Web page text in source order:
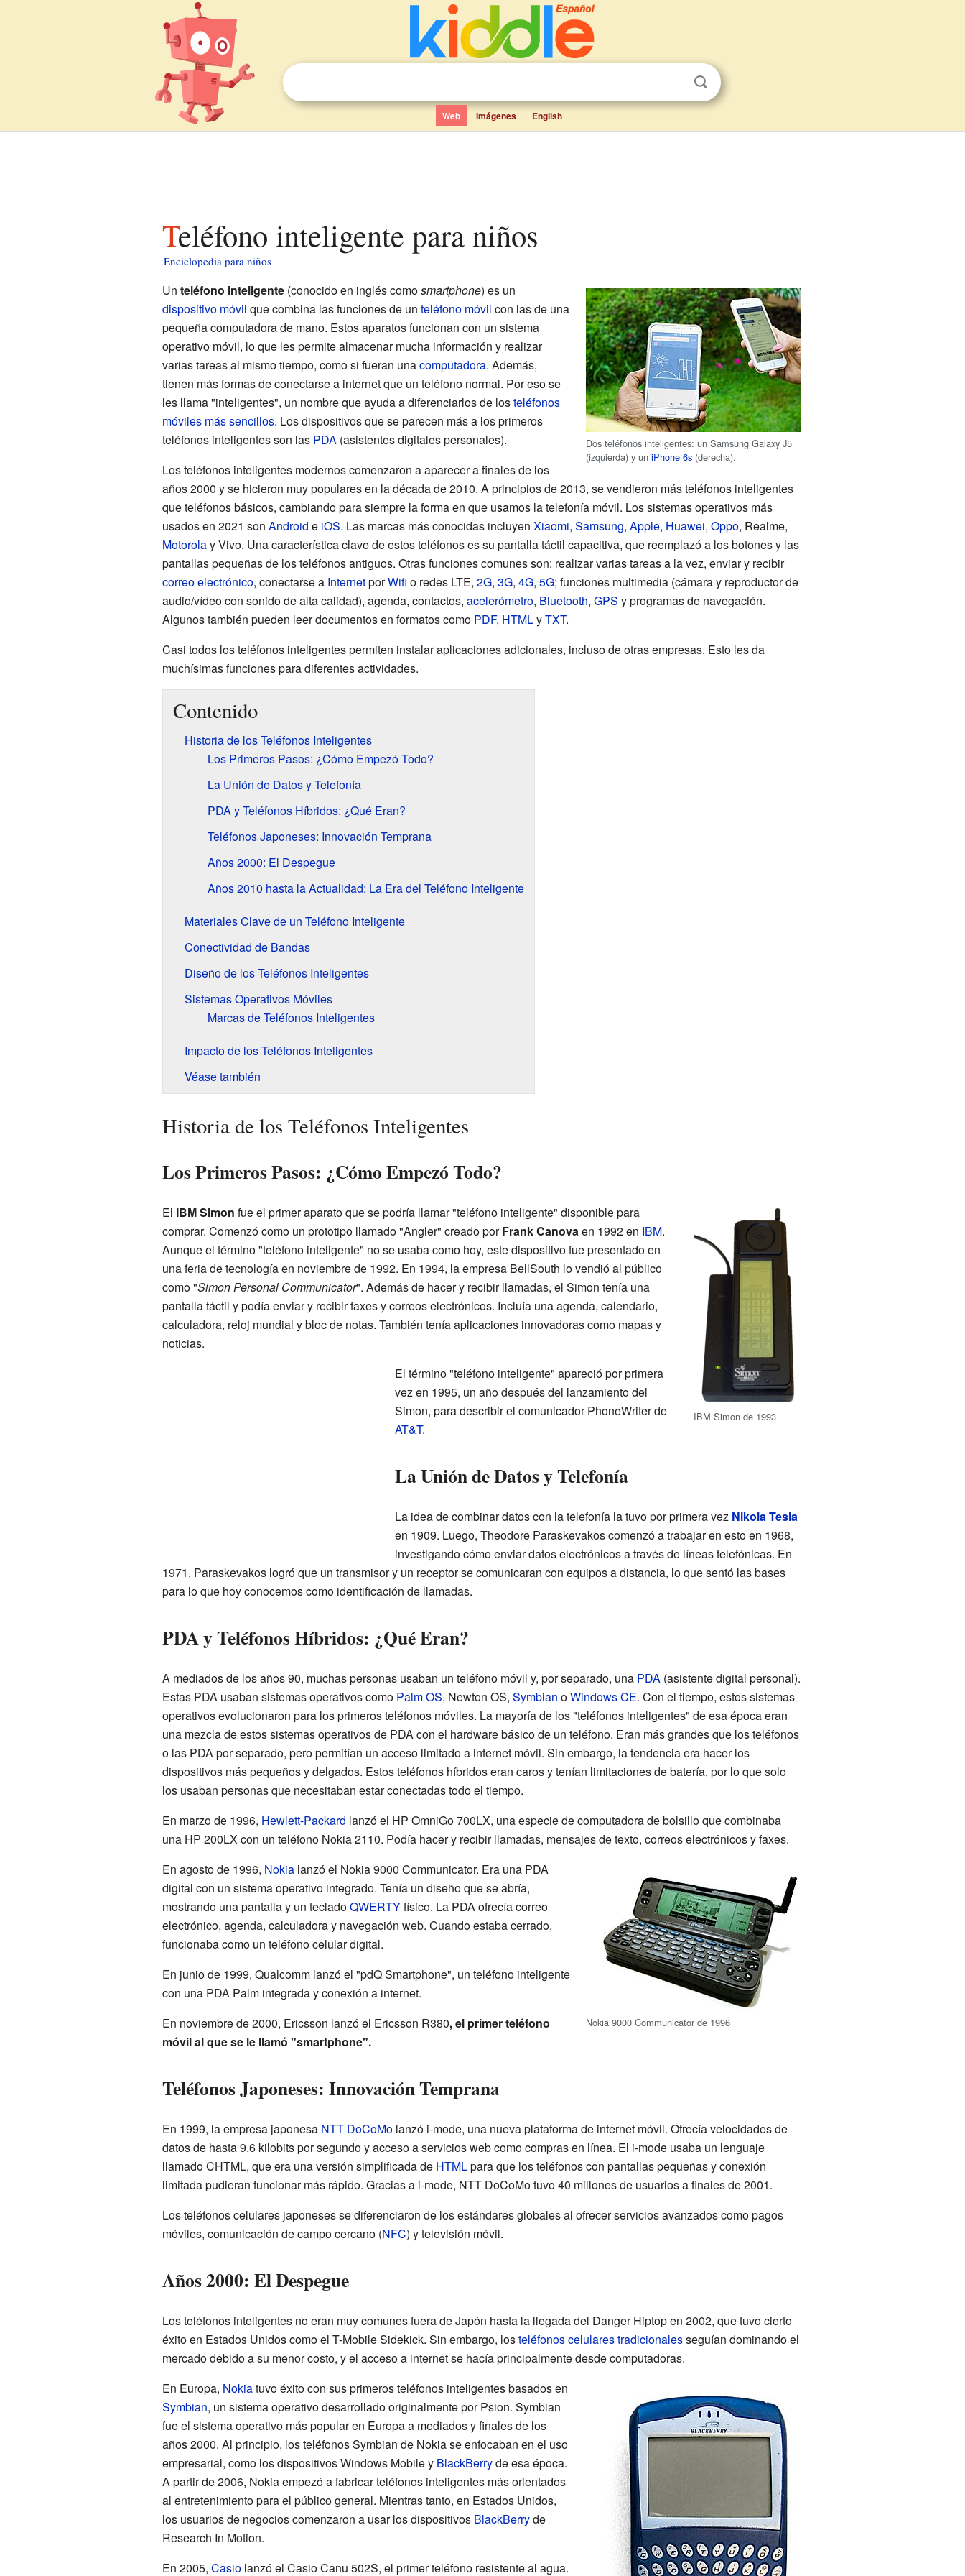
Web Imágenes English
Teléfono inteligente para niños
Enciclopedia para niños
Dos teléfonos inteligentes: un Samsung Galaxy J5
(izquierda) y uniPhone 6s (derecha).
Un teléfono inteligente(conocido en inglés comosmartphone) es un
dispositivo móvil que combina las funciones de un teléfono móvil con las de una
pequeña computadora de mano. Estos aparatos funcionan con un sistema
operativo móvil, lo que les permite almacenar mucha información y realizar
varias tareas al mismo tiempo, como si fueran unacomputadora. Además,
tienen más formas de conectarse a internet que un teléfono normal. Por eso se
les llama "inteligentes", un nombre que ayuda a diferenciarlos de losteléfonos
móviles más sencillos. Los dispositivos que se parecen más a los primeros
teléfonos inteligentes son las PDA(asistentes digitales personales).
Los teléfonos inteligentes modernos comenzaron a aparecer a finales de los
años 2000 y se hicieron muy populares en la década de 2010. A principios de 2013, se vendieron más teléfonos inteligentes
que teléfonos básicos, cambiando para siempre la forma en que usamos la telefonía móvil. Los sistemas operativos más
usados en 2021 son Android e iOS. Las marcas más conocidas incluyen Xiaomi, Samsung, Apple, Huawei, Oppo, Realme,
Motorolay Vivo. Una característica clave de estos teléfonos es su pantalla táctil capacitiva, que reemplazó a los botones y las
pantallas pequeñas de los teléfonos antiguos. Otras funciones comunes son: realizar varias tareas a la vez, enviar y recibir
correo electrónico, conectarse a InternetporWifi o redes LTE, 2G, 3G, 4G, 5G; funciones multimedia (cámara y reproductor de
audio/vídeo con sonido de alta calidad), agenda, contactos, acelerómetro, Bluetooth, GPS y programas de navegación.
Algunos también pueden leer documentos en formatos como PDF, HTMLyTXT.
Casi todos los teléfonos inteligentes permiten instalar aplicaciones adicionales, incluso de otras empresas. Esto les da
muchísimas funciones para diferentes actividades.
Contenido
Historia de los Teléfonos Inteligentes
Los Primeros Pasos: ¿Cómo Empezó Todo?
La Unión de Datos y Telefonía
PDA y Teléfonos Híbridos: ¿Qué Eran?
Teléfonos Japoneses: Innovación Temprana
Años 2000: El Despegue
Años 2010 hasta la Actualidad: La Era del Teléfono Inteligente
Materiales Clave de un Teléfono Inteligente
Conectividad de Bandas
Diseño de los Teléfonos Inteligentes
Sistemas Operativos Móviles
Marcas de Teléfonos Inteligentes
Impacto de los Teléfonos Inteligentes
Véase también
Historia de los Teléfonos Inteligentes
Los Primeros Pasos: ¿Cómo Empezó Todo?
IBM Simon de 1993
El IBM Simon fue el primer aparato que se podría llamar "teléfono inteligente" disponible para
comprar. Comenzó como un prototipo llamado "Angler" creado porFrank Canovaen 1992 en IBM.
Aunque el término "teléfono inteligente" no se usaba como hoy, este dispositivo fue presentado en
una feria de tecnología en noviembre de 1992. En 1994, la empresa BellSouth lo vendió al público
como "Simon Personal Communicator". Además de hacer y recibir llamadas, el Simon tenía una
pantalla táctil y podía enviar y recibir faxes y correos electrónicos. Incluía una agenda, calendario,
calculadora, reloj mundial y bloc de notas. También tenía aplicaciones innovadoras como mapas y
noticias.
El término "teléfono inteligente" apareció por primera
vez en 1995, un año después del lanzamiento del
Simon, para describir el comunicador PhoneWriter de
AT&T.
La Unión de Datos y Telefonía
La idea de combinar datos con la telefonía la tuvo por primera vez Nikola Tesla
en 1909. Luego, Theodore Paraskevakos comenzó a trabajar en esto en 1968,
investigando cómo enviar datos electrónicos a través de líneas telefónicas. En
1971, Paraskevakos logró que un transmisor y un receptor se comunicaran con equipos a distancia, lo que sentó las bases
para lo que hoy conocemos como identificación de llamadas.
PDA y Teléfonos Híbridos: ¿Qué Eran?
A mediados de los años 90, muchas personas usaban un teléfono móvil y, por separado, una PDA(asistente digital personal).
Estas PDA usaban sistemas operativos como Palm OS, Newton OS, Symbian oWindows CE. Con el tiempo, estos sistemas
operativos evolucionaron para los primeros teléfonos móviles. La mayoría de los "teléfonos inteligentes" de esa época eran
una mezcla de estos sistemas operativos de PDA con el hardware básico de un teléfono. Eran más grandes que los teléfonos
o las PDA por separado, pero permitían un acceso limitado a internet móvil. Sin embargo, la tendencia era hacer los
dispositivos más pequeños y delgados. Estos teléfonos híbridos eran caros y tenían limitaciones de batería, por lo que solo
los usaban personas que necesitaban estar conectadas todo el tiempo.
En marzo de 1996, Hewlett-Packard lanzó el HP OmniGo 700LX, una especie de computadora de bolsillo que combinaba
una HP 200LX con un teléfono Nokia 2110. Podía hacer y recibir llamadas, mensajes de texto, correos electrónicos y faxes.
Nokia 9000 Communicator de 1996
En agosto de 1996, Nokialanzó el Nokia 9000 Communicator. Era una PDA
digital con un sistema operativo integrado. Tenía un diseño que se abría,
mostrando una pantalla y un tecladoQWERTYfísico. La PDA ofrecía correo
electrónico, agenda, calculadora y navegación web. Cuando estaba cerrado,
funcionaba como un teléfono celular digital.
En junio de 1999, Qualcomm lanzó el "pdQ Smartphone", un teléfono inteligente
con una PDA Palm integrada y conexión a internet.
En noviembre de 2000, Ericsson lanzó el Ericsson R380, el primer teléfono
móvil al que se le llamó "smartphone".
Teléfonos Japoneses: Innovación Temprana
En 1999, la empresa japonesa NTT DoCoMolanzó i-mode, una nueva plataforma de internet móvil. Ofrecía velocidades de
datos de hasta 9.6 kilobits por segundo y acceso a servicios web como compras en línea. El i-mode usaba un lenguaje
llamado CHTML, que era una versión simplificada de HTMLpara que los teléfonos con pantallas pequeñas y conexión
limitada pudieran funcionar más rápido. Gracias a i-mode, NTT DoCoMo tuvo 40 millones de usuarios a finales de 2001.
Los teléfonos celulares japoneses se diferenciaron de los estándares globales al ofrecer servicios avanzados como pagos
móviles, comunicación de campo cercano (NFC) y televisión móvil.
Años 2000: El Despegue
Los teléfonos inteligentes no eran muy comunes fuera de Japón hasta la llegada del Danger Hiptop en 2002, que tuvo cierto
éxito en Estados Unidos como el T-Mobile Sidekick. Sin embargo, losteléfonos celulares tradicionalesseguían dominando el
mercado debido a su menor costo, y el acceso a internet se hacía principalmente desde computadoras.
En Europa, Nokiatuvo éxito con sus primeros teléfonos inteligentes basados en
Symbian, un sistema operativo desarrollado originalmente por Psion. Symbian
fue el sistema operativo más popular en Europa a mediados y finales de los
años 2000. Al principio, los teléfonos Symbian de Nokia se enfocaban en el uso
empresarial, como los dispositivos Windows Mobile y BlackBerryde esa época.
A partir de 2006, Nokia empezó a fabricar teléfonos inteligentes más orientados
al entretenimiento para el público general. Mientras tanto, en Estados Unidos,
los usuarios de negocios comenzaron a usar los dispositivos BlackBerryde
Research In Motion.
En 2005, Casiolanzó el Casio Canu 502S, el primer teléfono resistente al agua.